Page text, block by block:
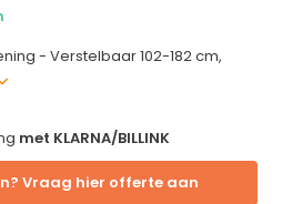
- Verstelbaar 102-182 cm,
met KLARNA/BILLINK
Vraag hier offerte aan